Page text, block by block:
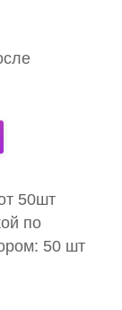
50шт
по
50 шт